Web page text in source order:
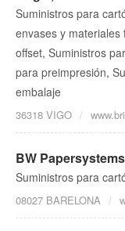
Suministros para
envases y materiales
offset, Suministros
para preimpresión,
embalaje
36318 VIGO
BW Papersystems
Suministros para
08027 BARELONA